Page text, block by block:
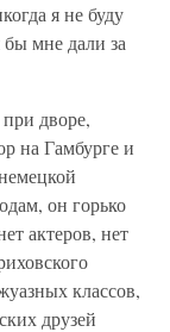
я не буду
бы мне дали за
дворе,
на Гамбурге и
он горько
актеров, нет
классов,
друзей